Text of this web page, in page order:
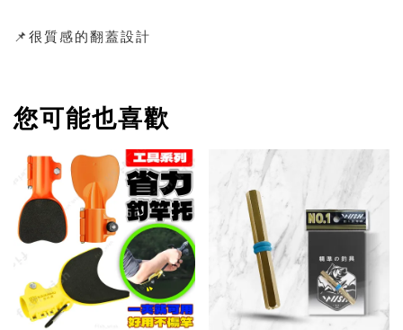
📌很質感的翻蓋設計
您可能也喜歡